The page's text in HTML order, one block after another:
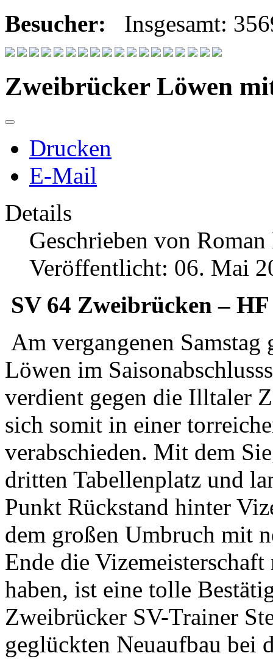
Besucher: Insgesamt:
Zweibrücker Löwen
Drucken
E-Mail
Details
Geschrieben von
Veröffentlicht: 06. Mai
SV 64 Zweibrücken –
Am vergangenen
Löwen im
verdient gegen die Illtaler
sich somit in einer
verabschieden. Mit dem
dritten Tabellenplatz und
Punkt Rückstand hinter
dem großen Umbruch mit
Ende die
haben, ist eine tolle
Zweibrücker SV-Trainer
geglückten Neuaufbau bei